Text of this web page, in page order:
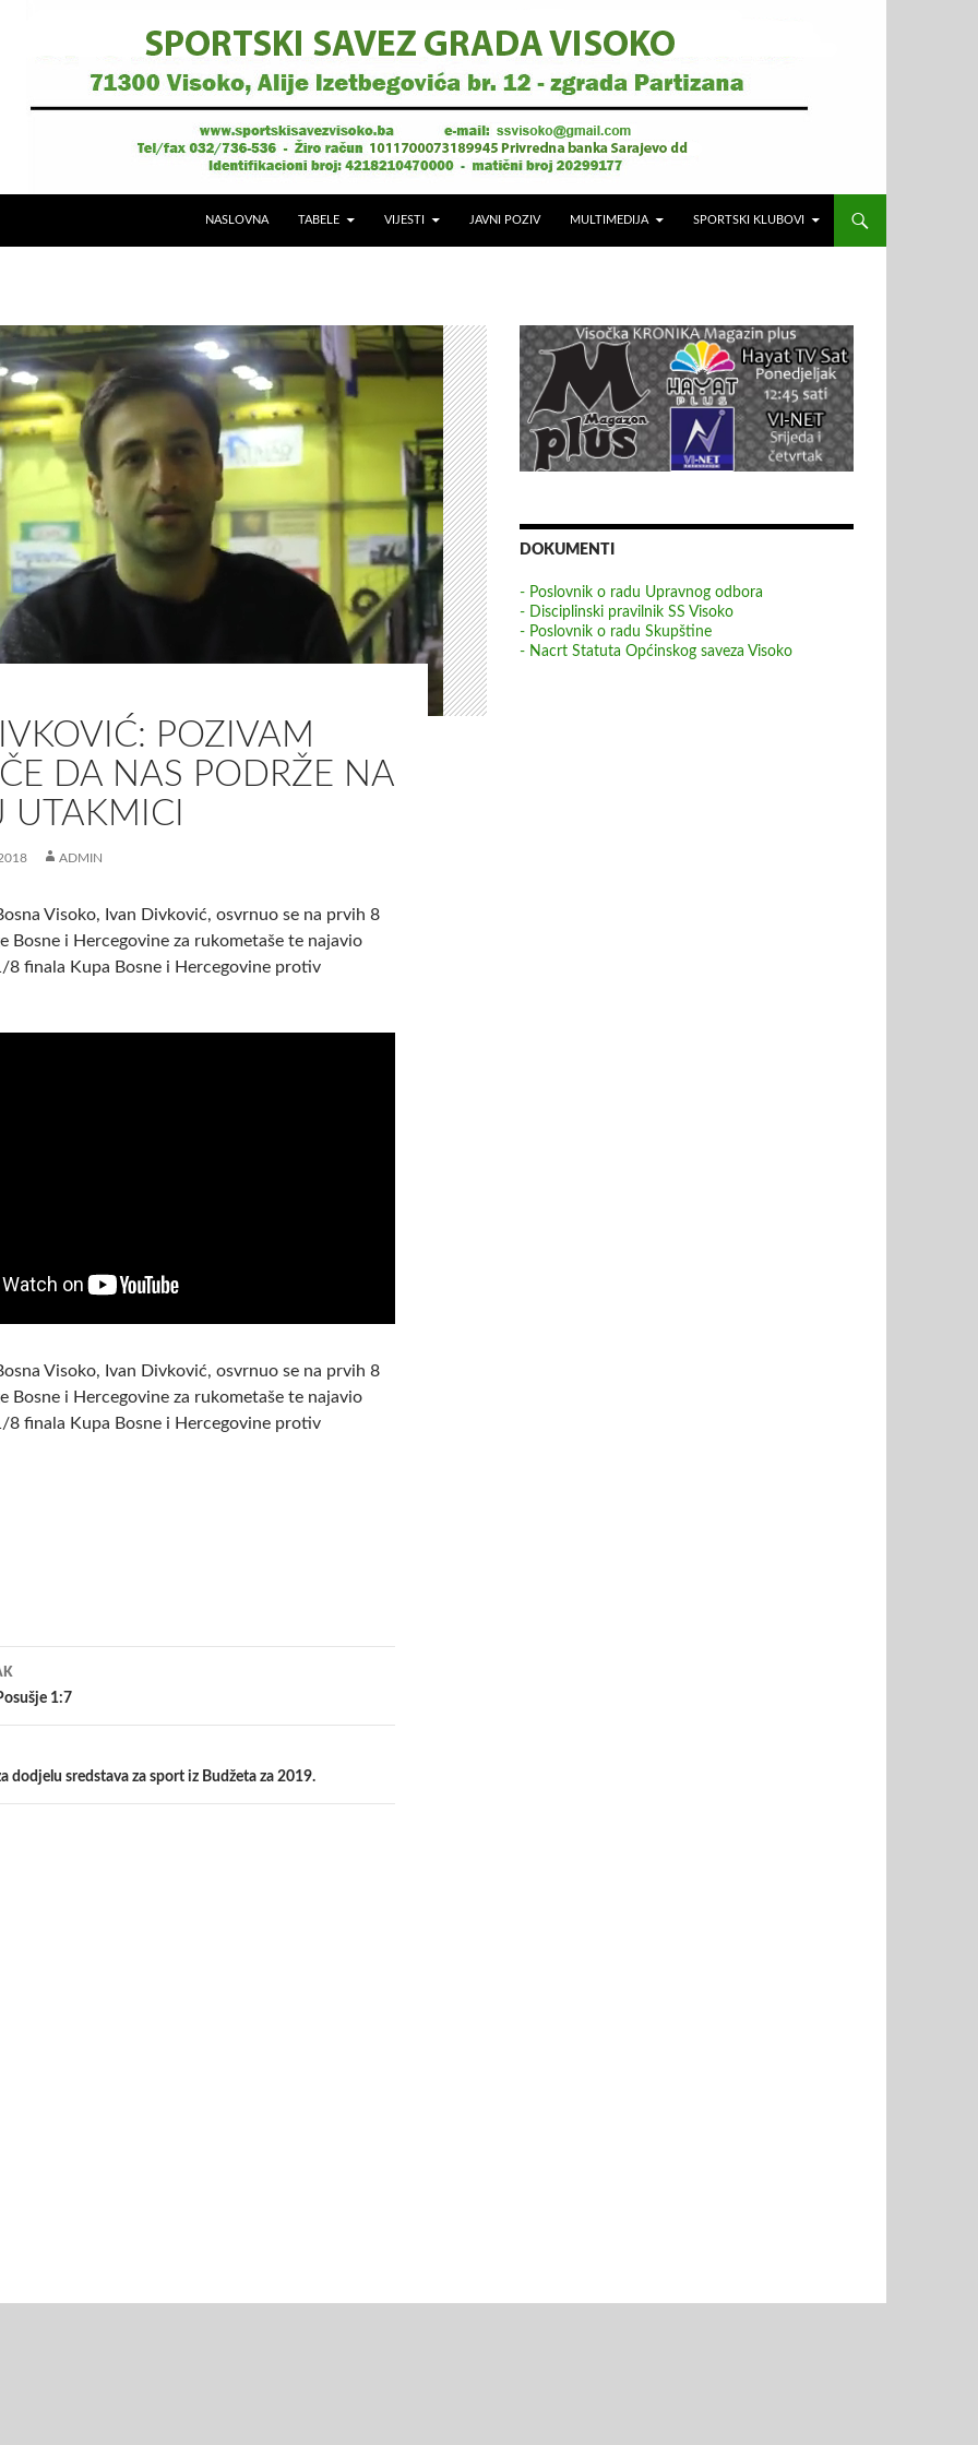
NASLOVNA TABELE VIJESTI JAVNI POZIV MULTIMEDIJA SPORTSKI KLUBOVI
POZIVAM
DA NAS PODRŽE NA
UTAKMICI
ADMIN
Visoko, Ivan Divković, osvrnuo se na prvih 8
Bosne i Hercegovine za rukometaše te najavio
8 finala Kupa Bosne i Hercegovine protiv
Visoko, Ivan Divković, osvrnuo se na prvih 8
Bosne i Hercegovine za rukometaše te najavio
8 finala Kupa Bosne i Hercegovine protiv
1:7
dodjelu sredstava za sport iz Budžeta za 2019.
DOKUMENTI
- Poslovnik o radu Upravnog odbora
- Disciplinski pravilnik SS Visoko
- Poslovnik o radu Skupštine
- Nacrt Statuta Općinskog saveza Visoko